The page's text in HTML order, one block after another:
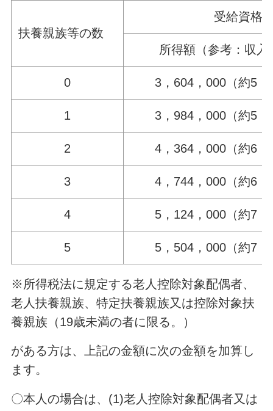
扶養親族等の数
受給資格
所得額（参考：収入
0 3，604，000（約5
1 3，984，000（約5
2 4，364，000（約6
3 4，744，000（約6
4 5，124，000（約7
5 5，504，000（約7
※所得税法に規定する老人控除対象配偶者、
老人扶養親族、特定扶養親族又は控除対象扶
養親族（19歳未満の者に限る。）
がある方は、上記の金額に次の金額を加算し
ます。
〇本人の場合は、(1)老人控除対象配偶者又は